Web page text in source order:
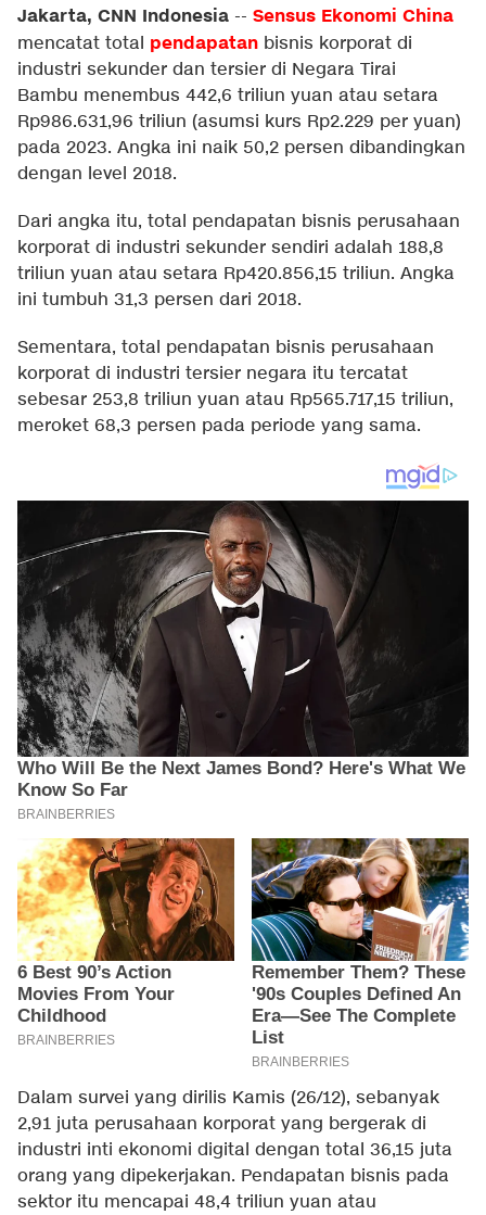
Jakarta, CNN Indonesia -- Sensus Ekonomi China
mencatat total pendapatan bisnis korporat di
industri sekunder dan tersier di Negara Tirai
Bambu menembus 442,6 triliun yuan atau setara
Rp986.631,96 triliun (asumsi kurs Rp2.229 per yuan)
pada 2023. Angka ini naik 50,2 persen dibandingkan
dengan level 2018.
Dari angka itu, total pendapatan bisnis perusahaan
korporat di industri sekunder sendiri adalah 188,8
triliun yuan atau setara Rp420.856,15 triliun. Angka
ini tumbuh 31,3 persen dari 2018.
Sementara, total pendapatan bisnis perusahaan
korporat di industri tersier negara itu tercatat
sebesar 253,8 triliun yuan atau Rp565.717,15 triliun,
meroket 68,3 persen pada periode yang sama.
Dalam survei yang dirilis Kamis (26/12), sebanyak
2,91 juta perusahaan korporat yang bergerak di
industri inti ekonomi digital dengan total 36,15 juta
orang yang dipekerjakan. Pendapatan bisnis pada
sektor itu mencapai 48,4 triliun yuan atau